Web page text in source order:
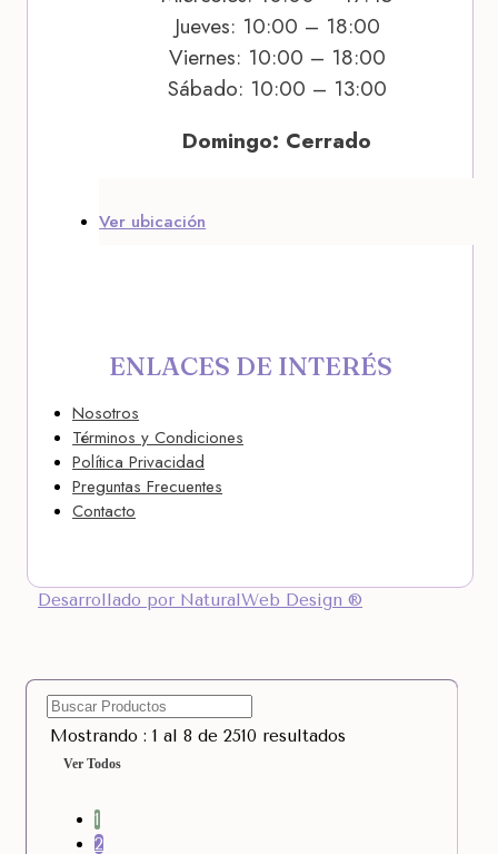
Jueves: 10:00 – 18:00
Viernes: 10:00 – 18:00
Sábado: 10:00 – 13:00
Domingo: Cerrado
Ver ubicación
ENLACES DE INTERÉS
Nosotros
Términos y Condiciones
Política Privacidad
Preguntas Frecuentes
Contacto
Desarrollado por NaturalWeb Design ®
Mostrando : 1 al 8 de 2510 resultados
Ver Todos
1
2